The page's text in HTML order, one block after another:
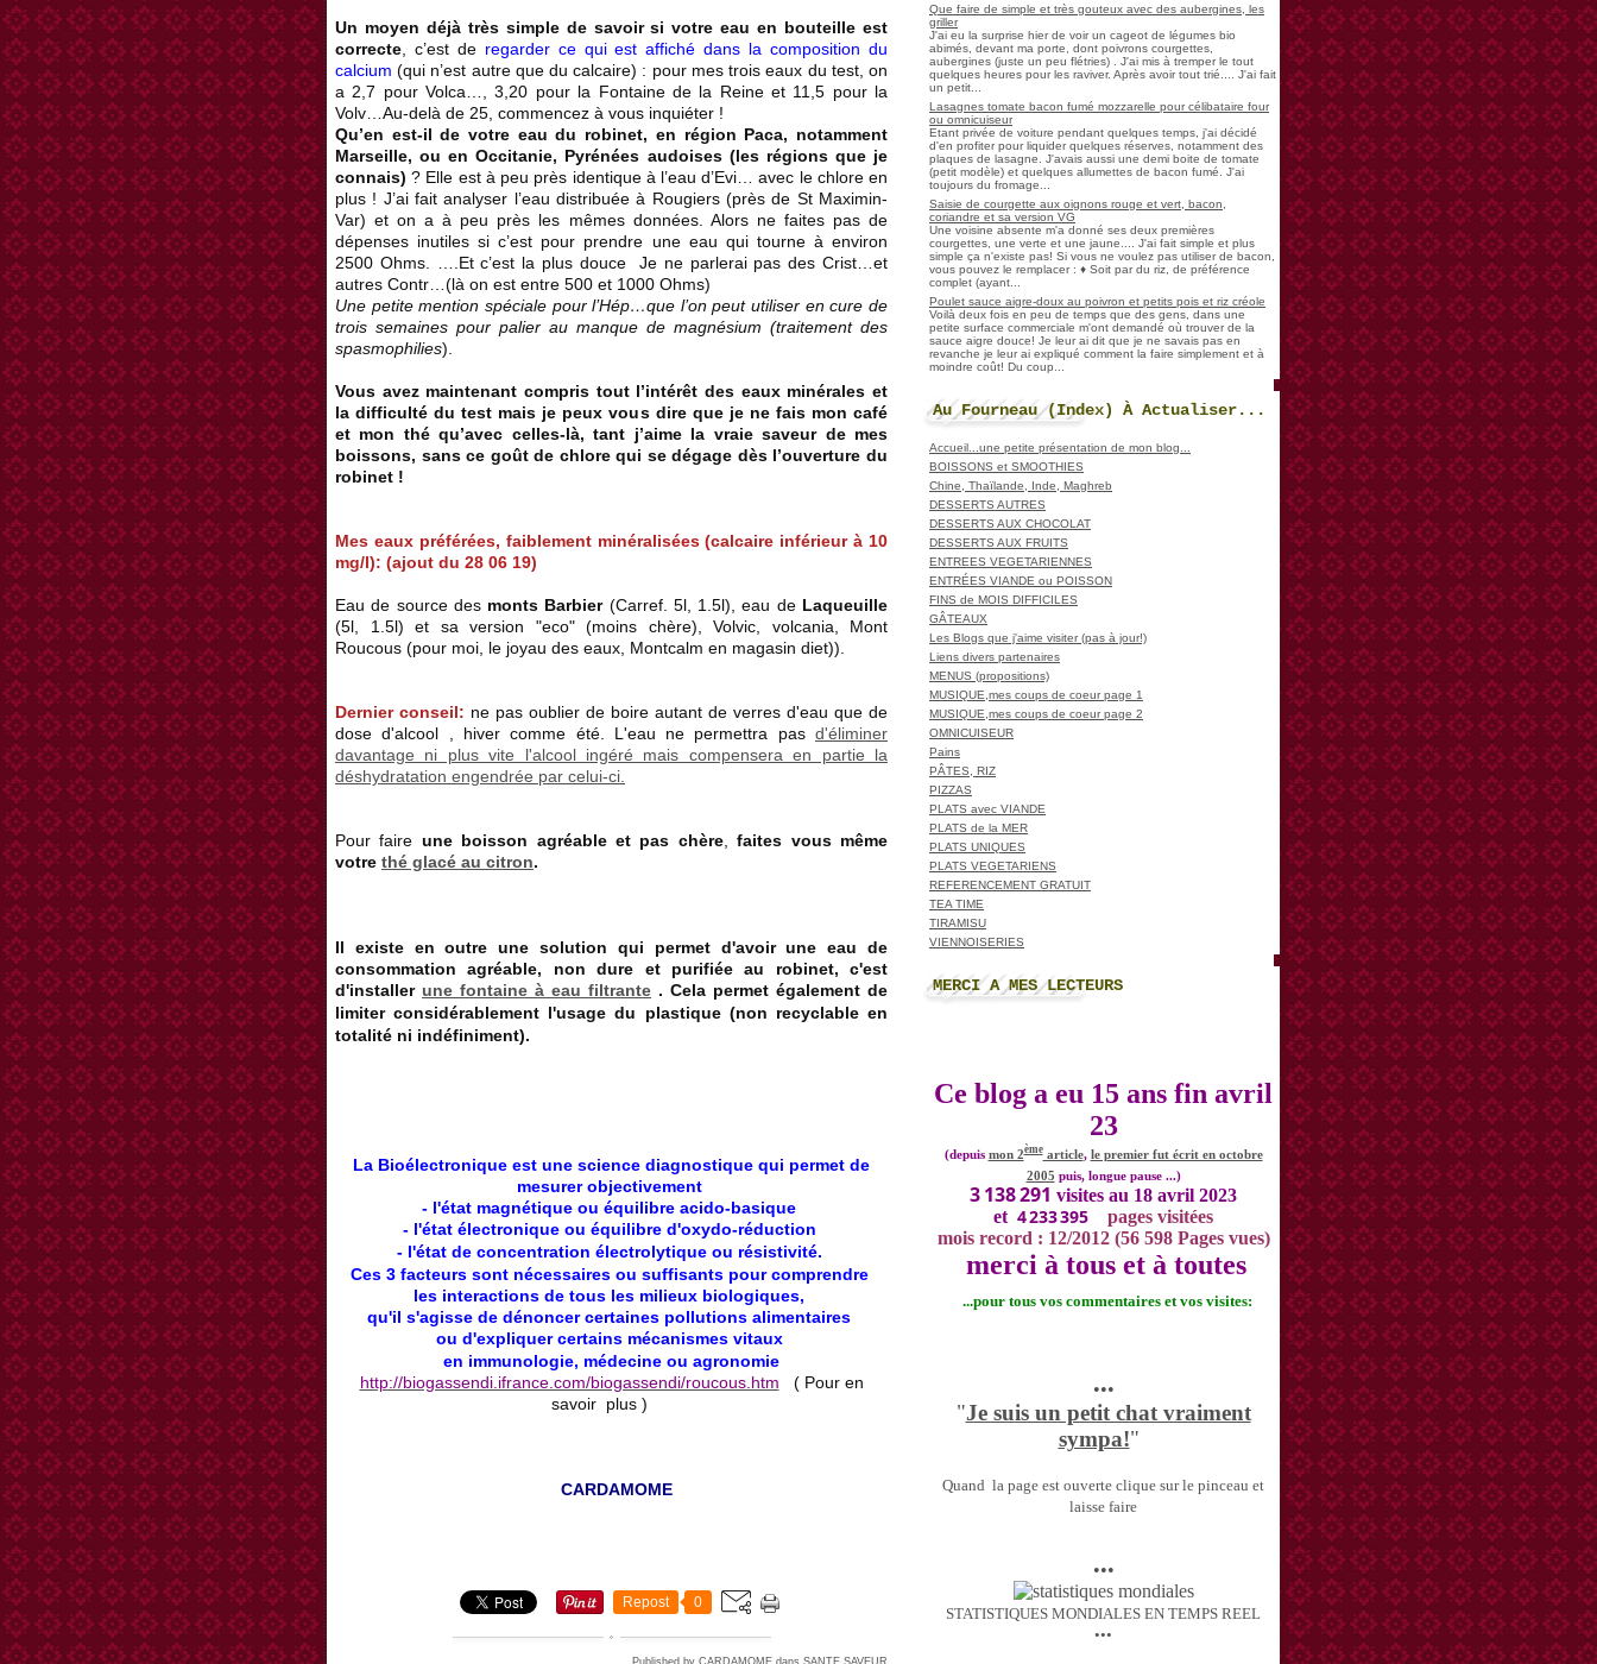
Un moyen déjà très simple de savoir si votre eau en bouteille est
correcte , c’est de regarder ce qui est affiché dans la composition du
calcium (qui n’est autre que du calcaire) : pour mes trois eaux du test, on
a 2,7 pour Volca…, 3,20 pour la Fontaine de la Reine et 11,5 pour la
Volv…Au-delà de 25, commencez à vous inquiéter !
Qu’en est-il de votre eau du robinet, en région Paca, notamment
Marseille, ou en Occitanie, Pyrénées audoises (les régions que je
connais) ? Elle est à peu près identique à l’eau d’Evi… avec le chlore en
plus ! J’ai fait analyser l’eau distribuée à Rougiers (près de St Maximin-
Var) et on a à peu près les mêmes données. Alors ne faites pas de
dépenses inutiles si c’est pour prendre une eau qui tourne à environ
2500 Ohms. ….Et c’est la plus douce Je ne parlerai pas des Crist…et
autres Contr…(là on est entre 500 et 1000 Ohms)
Une petite mention spéciale pour l’Hép…que l’on peut utiliser en cure de
trois semaines pour palier au manque de magnésium (traitement des
spasmophilies).
Vous avez maintenant compris tout l’intérêt des eaux minérales et
la difficulté du test mais je peux vous dire que je ne fais mon café
et mon thé qu’avec celles-là, tant j’aime la vraie saveur de mes
boissons, sans ce goût de chlore qui se dégage dès l’ouverture du
robinet !
Mes eaux préférées, faiblement minéralisées (calcaire inférieur à 10
mg/l): (ajout du 28 06 19)
Eau de source des monts Barbier(Carref. 5l, 1.5l), eau de Laqueuille
(5l, 1.5l) et sa version "eco" (moins chère), Volvic, volcania, Mont
Roucous (pour moi, le joyau des eaux, Montcalm en magasin diet)).
Dernier conseil: ne pas oublier de boire autant de verres d'eau que de
dose d'alcool , hiver comme été. L'eau ne permettra pas d'éliminer
davantage ni plus vite l'alcool ingéré mais compensera en partie la
déshydratation engendrée par celui-ci.
Pour faire une boisson agréable et pas chère,faites vous même
votre thé glacé au citron.
Il existe en outre une solution qui permet d'avoir une eau de
consommation agréable, non dure et purifiée au robinet, c'est
d'installer une fontaine à eau filtrante . Cela permet également de
limiter considérablement l'usage du plastique (non recyclable en
totalité ni indéfiniment).
La Bioélectronique est une science diagnostique qui permet de
mesurer objectivement
- l'état magnétique ou équilibre acido-basique
- l'état électronique ou équilibre d'oxydo-réduction
- l'état de concentration électrolytiqueou résistivité.
Ces 3 facteurs sont nécessairesou suffisants pour comprendre
les interactions de tous les milieux biologiques,
qu'il s'agisse de dénoncer certaines pollutions alimentaires
ou d'expliquer certains mécanismes vitaux
en immunologie, médecine ou agronomie
http://biogassendi.ifrance.com/biogassendi/roucous.htm ( Pour en
savoir plus )
CARDAMOME
Repost 0
Que faire de simple et très gouteux avec des aubergines, les
griller
J'ai eu la surprise hier de voir un cageot de légumes bio
abimés, devant ma porte, dont poivrons courgettes,
aubergines (juste un peu flétries) . J'ai mis à tremper le tout
quelques heures pour les raviver. Après avoir tout trié.... J'ai fait
un petit...
Lasagnes tomate bacon fumé mozzarelle pour célibataire four
ou omnicuiseur
Etant privée de voiture pendant quelques temps, j'ai décidé
d'en profiter pour liquider quelques réserves, notamment des
plaques de lasagne. J'avais aussi une demi boite de tomate
(petit modèle) et quelques allumettes de bacon fumé. J'ai
toujours du fromage...
Saisie de courgette aux oignons rouge et vert, bacon,
coriandre et sa version VG
Une voisine absente m'a donné ses deux premières
courgettes, une verte et une jaune.... J'ai fait simple et plus
simple ça n'existe pas! Si vous ne voulez pas utiliser de bacon,
vous pouvez le remplacer : ♦ Soit par du riz, de préférence
complet (ayant...
Poulet sauce aigre-doux au poivron et petits pois et riz créole
Voilà deux fois en peu de temps que des gens, dans une
petite surface commerciale m'ont demandé où trouver de la
sauce aigre douce! Je leur ai dit que je ne savais pas en
revanche je leur ai expliqué comment la faire simplement et à
moindre coût! Du coup...
Au Fourneau (Index) À Actualiser...
Accueil...une petite présentation de mon blog...
BOISSONS et SMOOTHIES
Chine, Thaïlande, Inde, Maghreb
DESSERTS AUTRES
DESSERTS AUX CHOCOLAT
DESSERTS AUX FRUITS
ENTREES VEGETARIENNES
ENTRÉES VIANDE ou POISSON
FINS de MOIS DIFFICILES
GÂTEAUX
Les Blogs que j'aime visiter (pas à jour!)
Liens divers partenaires
MENUS (propositions)
MUSIQUE,mes coups de coeur page 1
MUSIQUE,mes coups de coeur page 2
OMNICUISEUR
Pains
PÂTES, RIZ
PIZZAS
PLATS avec VIANDE
PLATS de la MER
PLATS UNIQUES
PLATS VEGETARIENS
REFERENCEMENT GRATUIT
TEA TIME
TIRAMISU
VIENNOISERIES
MERCI A MES LECTEURS
Ce blog a eu 15 ans fin avril
23
(depuis mon 2èmearticle, le premier fut écrit en octobre
2005 puis, longue pause ...)
3 138 291 visites au 18 avril 2023
et 4 233 395
pages visitées
mois record : 12/2012 (56 598 Pages vues)
merci à tous et à toutes
...pour tous vos commentaires et vos visites:
•••
"Je suis un petit chat vraiment
sympa!"
Quand la page est ouverte clique sur le pinceau et
laisse faire
•••
STATISTIQUES MONDIALES EN TEMPS REEL
•••